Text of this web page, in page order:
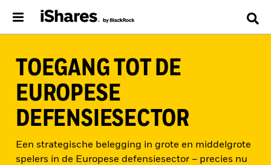
TOEGANG TOT DE
EUROPESE
DEFENSIESECTOR
Een strategische belegging in grote en middelgrote
spelers in de Europese defensiesector – precies nu